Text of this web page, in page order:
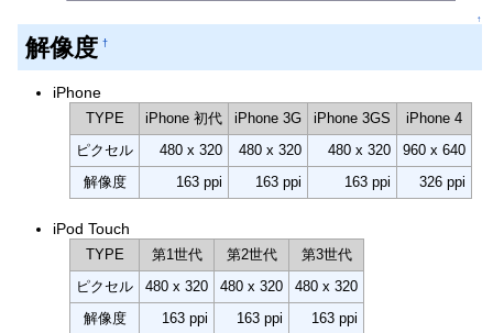
↑
解像度 †
iPhone
TYPE iPhone 初代 iPhone 3G iPhone 3GS
iPhone 4
ピクセル
480 x 320 480 x 320 480 x 320
960 x 640
解像度
163 ppi 163 ppi 163 ppi 326 ppi
iPod Touch
TYPE 第1世代 第2世代
第3世代
ピクセル
480 x 320 480 x 320
480 x 320
解像度
163 ppi 163 ppi 163 ppi